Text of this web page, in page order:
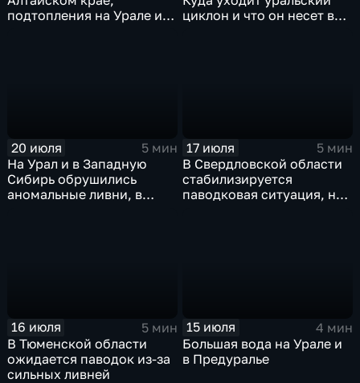
подтопления на Урале и
циклон и что он несет в
20 июля
5 мин
На Урал и в Западную
Сибирь обрушились
аномальные ливни, в
17 июля
5 мин
В Свердловской области
стабилизируется
паводковая ситуация, но
16 июля
5 мин
В Тюменской области
ожидается паводок из-за
сильных ливней
15 июля
4 мин
Большая вода на Урале и
в Предуралье